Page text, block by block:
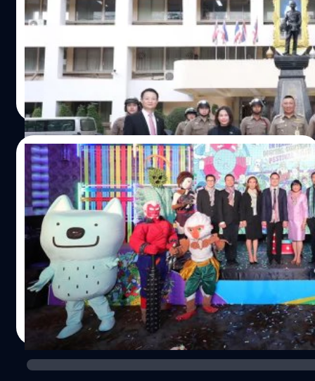
เอไอเอส และ บริษัท เอช ไอ พี โกลบอล จำกัด ผู้ผลิตและ
จำหน่ายสินค้าความปลอดภัยระดับสากล ได้รับความไว้วางใจ
จาก กองบังคับการตำรวจนครบาล 1 นำนวัตกรรม IoT เข้ามาส
นับสนุนและเพิ่มประสิทธิภาพการปฏิบัติงานของเจ้าหน้าที่ โดย
ร่วมกันพัฒนาโซลูชั่นส์ใหม่ “NB-IoT Motor Tracker” ครั้ง
แรกของไทย ที่เชื่อมต่อการทำงานของเทคโนโลยีติดตามยาน
พาหนะบนเครือข่าย "AIS NB-IoT" ที่ครอบคลุมทั่วประเทศ
โดยการนำอุปกรณ์ Tracker ติดตั้งที่รถมอเตอร์ไซค์ตำรวจ
จำนวน 360 คัน เพื่อให้แสดงพิกัดเส้นทางการปฏิบัติงานของ
ตำรวจจราจร และสายตรวจ แบบ Near Real Time ผ่านเครือ
ข่าย NB-IoT ทำให้เมื่อเกิดเหตุด่วนเหตุร้าย ศูนย์บัญชาการ
ส่วนกลางสามารถสั่งการให้เจ้าหน้าที่ตำรวจที่อยู่ใกล้จุดเกิด
เหตุที่สุด ไปช่วยเหลือดูแลประชาชนได้เร็วกว่าเดิม เพิ่ม
ประสิทธิภาพในการทำงานให้กับเจ้าหน้าที่ตำรวจ ในการดูแล
ความปลอดภัยในชีวิตและทรัพย์สินของประชาชนได้อย่างมี
ประสิทธิภาพ นำร่องเริ่มใช้บริการแล้ววันนี้ ที่สถานีตำรวจใน
เขตนครบาล 1 จำนวน 9 สถานี ได้แก่ สถานีตำรวจ
ชนะสงคราม พญาไท ดินแดง ดุสิต นางเลิ้ง…
salinee tintumrong| 2839 days ago
Read More
11/06/2018
ภาครัฐ-ภาคอุตสาหกรรมเปิดมหกรรม “BIDC
2018” ภายใต้แนวคิด “Digital Carnival”
ครั้งที่ 5
ภาครัฐ-ภาคอุตสาหกรรม เปิดมหกรรมดิจิทัลคอนเทนต์
“Bangkok International Digital Content Festival 2018”
หรือ BIDC 2018 ภายใต้แนวคิด “Digital Carnival” ครั้งที่
5 ซึ่งจัดขึ้นระหว่างวันที่ 11 - 13 มิถุนายน 2561 ณ โรงแรม
อินเตอร์คอนติเนนตัล กรุงเทพฯ เพื่อชูศักยภาพผู้ประกอบ
การในอุตสาหกรรมดิจิทัลคอนเทนต์ไทย และ กลุ่มดิจิทัล
สตาร์ทอัพ เพื่อการขับเคลื่อนเศรษฐกิจประเทศและต่อยอด
เชิงธุรกิจ ภาครัฐเดินเครื่องสนับสนุนและส่งเสริมพร้อมเปิด
เวทีการเจรจาการค้าคาดเงินสะพัด 900 ล้านบาท พร้อมพิธีลง
salinee tintumrong| 2981 days ago
Read More